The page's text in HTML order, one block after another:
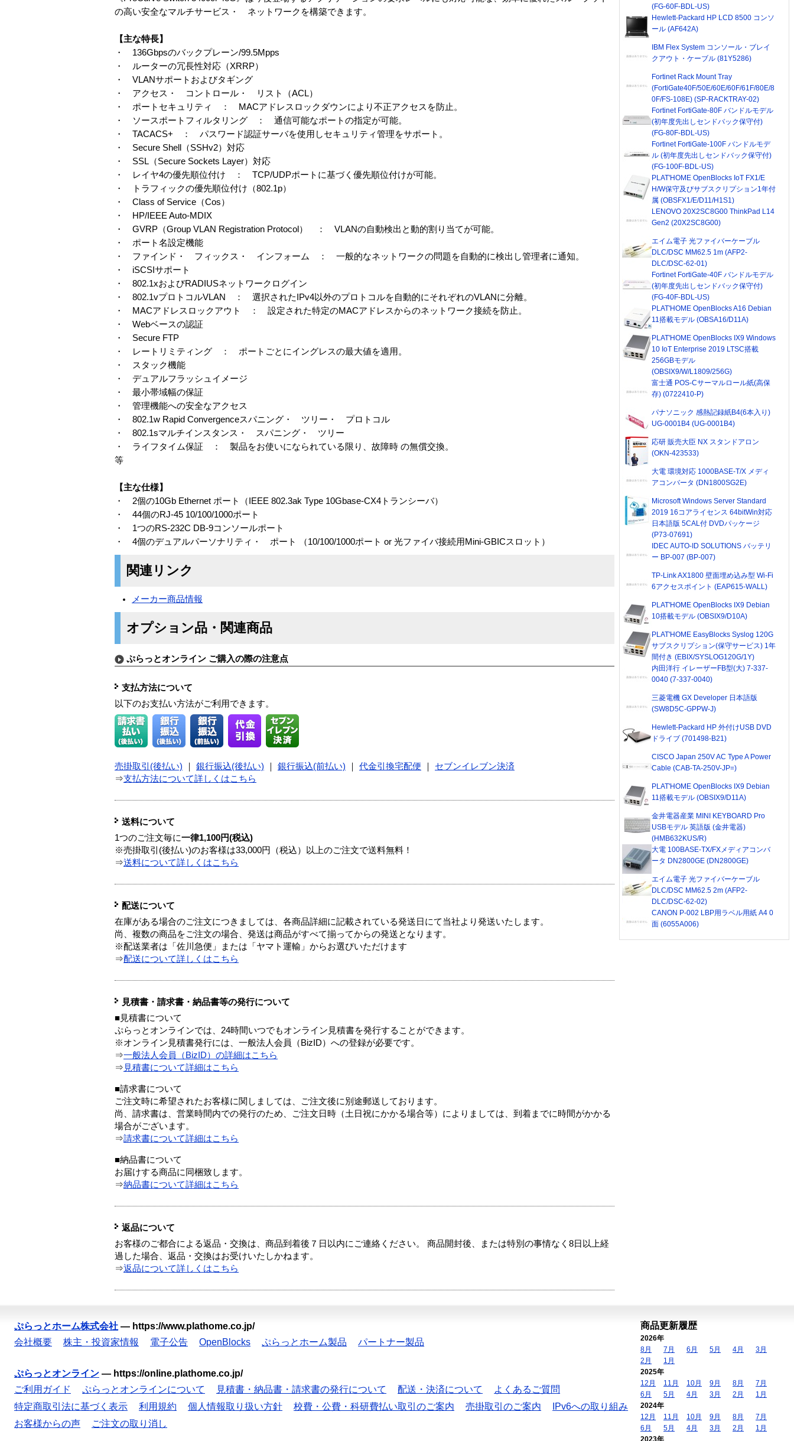
の高い安全なマルチサービス・ ネットワークを構築できます。
【主な特長】
・ 136Gbpsのバックプレーン/99.5Mpps
・ ルーターの冗長性対応（XRRP）
・ VLANサポートおよびタギング
・ アクセス・ コントロール・ リスト（ACL）
・ ポートセキュリティ ： MACアドレスロックダウンにより不正アクセスを防止。
・ ソースポートフィルタリング ： 通信可能なポートの指定が可能。
・ TACACS+ ： パスワード認証サーバを使用しセキュリティ管理をサポート。
・ Secure Shell（SSHv2）対応
・ SSL（Secure Sockets Layer）対応
・ レイヤ4の優先順位付け ： TCP/UDPポートに基づく優先順位付けが可能。
・ トラフィックの優先順位付け（802.1p）
・ Class of Service（Cos）
・ HP/IEEE Auto-MDIX
・ GVRP（Group VLAN Registration Protocol） ： VLANの自動検出と動的割り当てが可能。
・ ポート名設定機能
・ ファインド・ フィックス・ インフォーム ： 一般的なネットワークの問題を自動的に検出し管理者に通知。
・ iSCSIサポート
・ 802.1xおよびRADIUSネットワークログイン
・ 802.1vプロトコルVLAN ： 選択されたIPv4以外のプロトコルを自動的にそれぞれのVLANに分離。
・ MACアドレスロックアウト ： 設定された特定のMACアドレスからのネットワーク接続を防止。
・ Webベースの認証
・ Secure FTP
・ レートリミティング ： ポートごとにイングレスの最大値を適用。
・ スタック機能
・ デュアルフラッシュイメージ
・ 最小帯域幅の保証
・ 管理機能への安全なアクセス
・ 802.1w Rapid Convergenceスパニング・ ツリー・ プロトコル
・ 802.1sマルチインスタンス・ スパニング・ ツリー
・ ライフタイム保証 ： 製品をお使いになられている限り、故障時 の無償交換。
等
【主な仕様】
・ 2個の10Gb Ethernet ポート（IEEE 802.3ak Type 10Gbase-CX4トランシーバ）
・ 44個のRJ-45 10/100/1000ポート
・ 1つのRS-232C DB-9コンソールポート
・ 4個のデュアルパーソナリティ・ ポート （10/100/1000ポート or 光ファイバ接続用Mini-GBICスロット）
関連リンク
メーカー商品情報
オプション品・関連商品
ぷらっとオンライン ご購入の際の注意点
支払方法について
以下のお支払い方法がご利用できます。
売掛取引(後払い) 銀行振込(後払い) 銀行振込(前払い) 代金引換宅配便
セブンイレブン決済
⇒支払方法について詳しくはこちら
送料について
1つのご注文毎に一律1,100円(税込)
※売掛取引(後払い)のお客様は33,000円（税込）以上のご注文で送料無料！
⇒送料について詳しくはこちら
配送について
在庫がある場合のご注文につきましては、各商品詳細に記載されている発送日にて当社より発送いたします。
尚、複数の商品をご注文の場合、発送は商品がすべて揃ってからの発送となります。
※配送業者は「佐川急便」または「ヤマト運輸」からお選びいただけます
⇒配送について詳しくはこちら
見積書・請求書・納品書等の発行について
■見積書について
ぷらっとオンラインでは、24時間いつでもオンライン見積書を発行することができます。
※オンライン見積書発行には、一般法人会員（BizID）への登録が必要です。
⇒一般法人会員（BizID）の詳細はこちら
⇒ 見積書について詳細はこちら
■請求書について
ご注文時に希望されたお客様に関しましては、ご注文後に別途郵送しております。
尚、請求書は、営業時間内での発行のため、ご注文日時（土日祝にかかる場合等）によりましては、到着までに時間がかかる
場合がございます。
⇒請求書について詳細はこちら
■納品書について
お届けする商品に同梱致します。
⇒納品書について詳細はこちら
返品について
お客様のご都合による返品・交換は、商品到着後７日以内にご連絡ください。 商品開封後、または特別の事情なく8日以上経
過した場合、返品・交換はお受けいたしかねます。
⇒返品について詳しくはこちら
(FG-60F-BDL-US)
Hewlett-Packard HP LCD 8500 コンソ
ール (AF642A)
IBM Flex System コンソール・ブレイ
クアウト・ケーブル (81Y5286)
Fortinet Rack Mount Tray
(FortiGate40F/50E/60E/60F/61F/80E/8
0F/FS-108E) (SP-RACKTRAY-02)
Fortinet FortiGate-80F バンドルモデル
(初年度先出しセンドバック保守付)
(FG-80F-BDL-US)
Fortinet FortiGate-100F バンドルモデ
ル (初年度先出しセンドバック保守付)
(FG-100F-BDL-US)
PLAT'HOME OpenBlocks IoT FX1/E
H/W保守及びサブスクリプション1年付
属 (OBSFX1/E/D11/H1S1)
LENOVO 20X2SC8G00 ThinkPad L14
Gen2 (20X2SC8G00)
エイム電子 光ファイバーケーブル
DLC/DSC MM62.5 1m (AFP2-
DLC/DSC-62-01)
Fortinet FortiGate-40F バンドルモデル
(初年度先出しセンドバック保守付)
(FG-40F-BDL-US)
PLAT'HOME OpenBlocks A16 Debian
11搭載モデル (OBSA16/D11A)
PLAT'HOME OpenBlocks IX9 Windows
10 IoT Enterprise 2019 LTSC搭載
256GBモデル
(OBSIX9/W/L1809/256G)
富士通 POS-Cサーマルロール紙(高保
存) (0722410-P)
パナソニック 感熱記録紙B4(6本入り)
UG-0001B4 (UG-0001B4)
応研 販売大臣 NX スタンドアロン
(OKN-423533)
大電 環境対応 1000BASE-T/X メディ
アコンバータ (DN1800SG2E)
Microsoft Windows Server Standard
2019 16コアライセンス 64bitWin対応
日本語版 5CAL付 DVDパッケージ
(P73-07691)
IDEC AUTO-ID SOLUTIONS バッテリ
ー BP-007 (BP-007)
TP-Link AX1800 壁面埋め込み型 Wi-Fi
6アクセスポイント (EAP615-WALL)
PLAT'HOME OpenBlocks IX9 Debian
10搭載モデル (OBSIX9/D10A)
PLAT'HOME EasyBlocks Syslog 120G
サブスクリプション(保守サービス) 1年
間付き (EBIX/SYSLOG120G/1Y)
内田洋行 イレーザーFB型(大) 7-337-
0040 (7-337-0040)
三菱電機 GX Developer 日本語版
(SW8D5C-GPPW-J)
Hewlett-Packard HP 外付けUSB DVD
ドライブ (701498-B21)
CISCO Japan 250V AC Type A Power
Cable (CAB-TA-250V-JP=)
PLAT'HOME OpenBlocks IX9 Debian
11搭載モデル (OBSIX9/D11A)
金井電器産業 MINI KEYBOARD Pro
USBモデル 英語版 (金井電器)
(HMB632KUS/R)
大電 100BASE-TX/FXメディアコンバ
ータ DN2800GE (DN2800GE)
エイム電子 光ファイバーケーブル
DLC/DSC MM62.5 2m (AFP2-
DLC/DSC-62-02)
CANON P-002 LBP用ラベル用紙 A4 0
面 (6055A006)
ぷらっとホーム株式会社 — https://www.plathome.co.jp/
会社概要
株主・投資家情報 電子公告 OpenBlocks ぷらっとホーム製品 パートナー製品
ぷらっとオンライン — https://online.plathome.co.jp/
ご利用ガイド
ぷらっとオンラインについて 見積書・納品書・請求書の発行について 配送・決済について
よくあるご質問
特定商取引法に基づく表示
利用規約 個人情報取り扱い方針 校費・公費・科研費払い取引のご案内 売掛取引のご案内
IPv6への取り組み
お客様からの声
ご注文の取り消し
商品更新履歴
2026年
8月
7月 6月 5月 4月
3月
2月
1月
2025年
12月
11月 10月 9月 8月
7月
6月
5月 4月 3月 2月
1月
2024年
12月
11月 10月 9月 8月
7月
6月
5月 4月 3月 2月
1月
2023年